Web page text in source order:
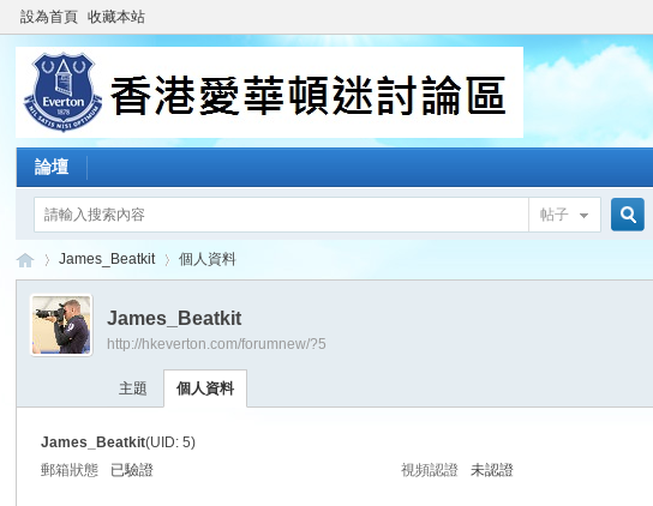
設為首頁 收藏本站
論壇
帖子
›
James_Beatkit 個人資料
James_Beatkit
http://hkeverton.com/forumnew/?5
主題 個人資料
James_Beatkit(UID: 5)
郵箱狀態
已驗證 視頻認證 未認證